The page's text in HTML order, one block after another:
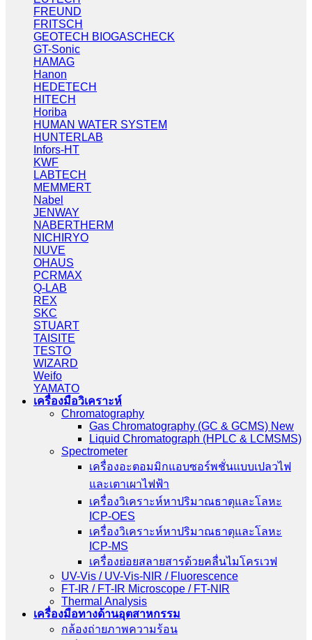
FREUND
FRITSCH
GEOTECH BIOGASCHECK
GT-Sonic
HAMAG
Hanon
HEDETECH
HITECH
Horiba
HUMAN WATER SYSTEM
HUNTERLAB
Infors-HT
KWF
LABTECH
MEMMERT
Nabel
JENWAY
NABERTHERM
NICHIRYO
NUVE
OHAUS
PCRMAX
Q-LAB
REX
SKC
STUART
TAISITE
TESTO
WIZARD
Weifo
YAMATO
เครื่องมือวิเคราะห์
Chromatography
Gas Chromatography (GC & GCMS) New
Liquid Chromatograph (HPLC & LCMSMS)
Spectrometer
เครื่องอะตอมมิกแอบซอร์พชั่นแบบเปลวไฟ
และเตาเผาไฟฟ้า
เครื่องวิเคราะห์หาปริมาณธาตุและโลหะ
ICP-OES
เครื่องวิเคราะห์หาปริมาณธาตุและโลหะ
ICP-MS
เครื่องย่อยสลายสารด้วยคลื่นไมโครเวฟ
UV-Vis / UV-Vis-NIR / Fluorescence
FT-IR / FT-IR Microscope / FT-NIR
Thermal Analysis
เครื่องมือทางด้านอุตสาหกรรม
กล้องถ่ายภาพความร้อน